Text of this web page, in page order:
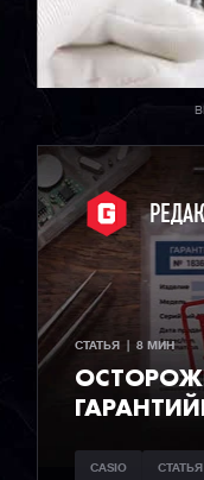
СТАТЬЯ  |  8 МИН
CASIO СТАТЬЯ